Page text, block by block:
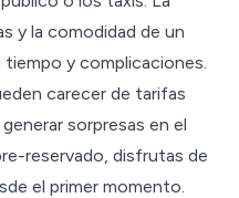
y la comodidad de un
y complicaciones.
carecer de tarifas
sorpresas en el
reservado, disfrutas de
el primer momento.